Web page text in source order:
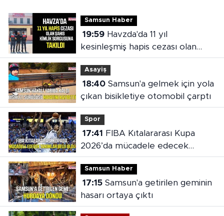
Samsun Haber
19:59Havzda'da 11 yıl
kesinleşmiş hapis cezası olan
şahıs yakalandı
Asayiş
18:40Samsun'a gelmek için yola
çıkan bisikletiye otomobil çarptı
Spor
17:41
2026’da mücadele edecek
takımlar belli oldu
Samsun Haber
17:15Samsun'a getirilen geminin
hasarı ortaya çıktı